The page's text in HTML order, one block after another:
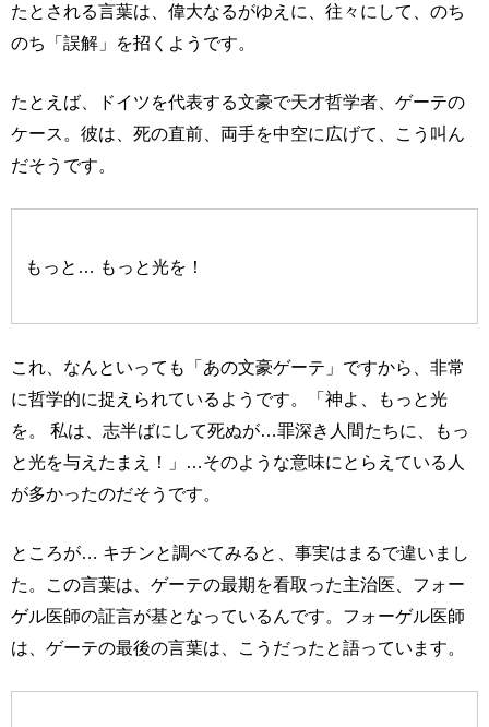
たとされる言葉は、偉大なるがゆえに、往々にして、のち
のち「誤解」を招くようです。
たとえば、ドイツを代表する文豪で天才哲学者、ゲーテの
ケース。彼は、死の直前、両手を中空に広げて、こう叫ん
だそうです。
もっと… もっと光を！
これ、なんといっても「あの文豪ゲーテ」ですから、非常
に哲学的に捉えられているようです。「神よ、もっと光
を。 私は、志半ばにして死ぬが…罪深き人間たちに、もっ
と光を与えたまえ！」…そのような意味にとらえている人
が多かったのだそうです。
ところが… キチンと調べてみると、事実はまるで違いまし
た。この言葉は、ゲーテの最期を看取った主治医、フォー
ゲル医師の証言が基となっているんです。フォーゲル医師
は、ゲーテの最後の言葉は、こうだったと語っています。